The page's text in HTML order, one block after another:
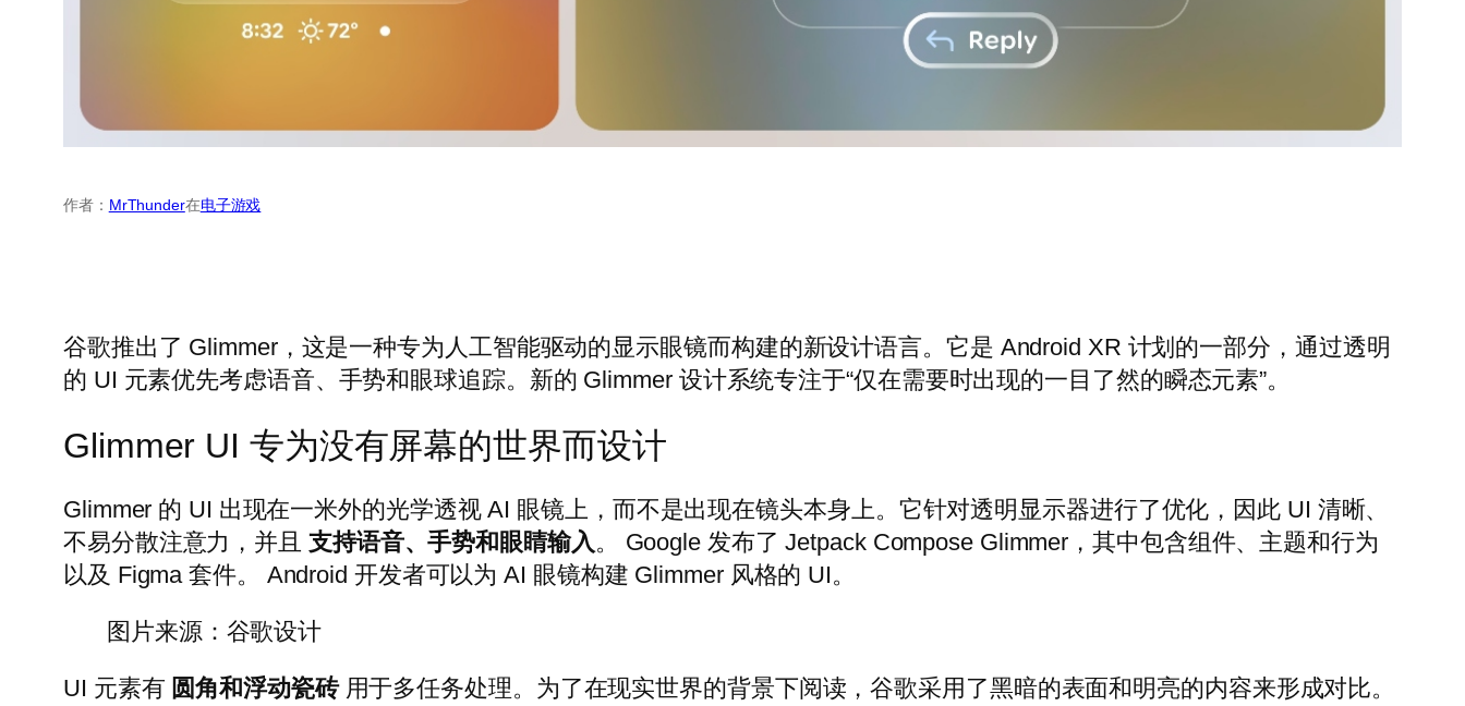
作者： MrThunder在电子游戏
谷歌推出了 Glimmer，这是一种专为人工智能驱动的显示眼镜而构建的新设计语言。它是 Android XR 计划的一部分，通过透明
的 UI 元素优先考虑语音、手势和眼球追踪。新的 Glimmer 设计系统专注于“仅在需要时出现的一目了然的瞬态元素”。
Glimmer UI 专为没有屏幕的世界而设计
Glimmer 的 UI 出现在一米外的光学透视 AI 眼镜上，而不是出现在镜头本身上。它针对透明显示器进行了优化，因此 UI 清晰、
不易分散注意力，并且 支持语音、手势和眼睛输入。 Google 发布了 Jetpack Compose Glimmer，其中包含组件、主题和行为
以及 Figma 套件。 Android 开发者可以为 AI 眼镜构建 Glimmer 风格的 UI。
图片来源：谷歌设计
UI 元素有 圆角和浮动瓷砖用于多任务处理。为了在现实世界的背景下阅读，谷歌采用了黑暗的表面和明亮的内容来形成对比。